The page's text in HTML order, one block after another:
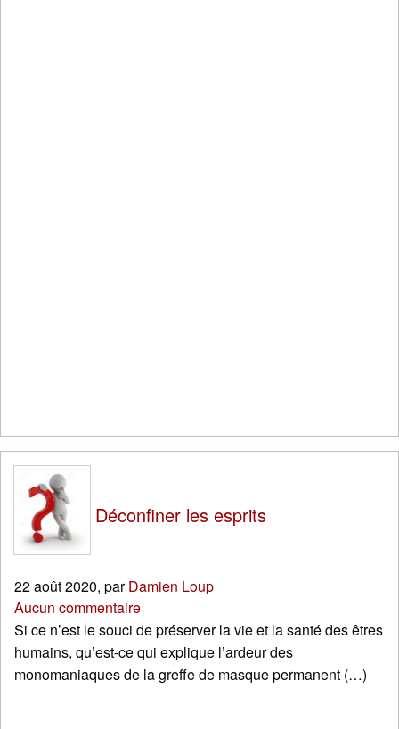
Déconfiner les esprits
22 août 2020, parDamien Loup
Aucun commentaire
Si ce n’est le souci de préserver la vie et la santé des êtres
humains, qu’est-ce qui explique l’ardeur des
monomaniaques de la greffe de masque permanent (…)